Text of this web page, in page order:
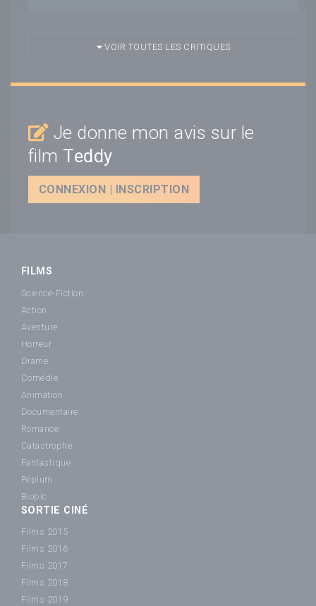
VOIR TOUTES LES CRITIQUES
Je donne mon avis sur le
film Teddy
CONNEXION | INSCRIPTION
FILMS
Science-Fiction
Action
Aventure
Horreur
Drame
Comédie
Animation
Documentaire
Romance
Catastrophe
Fantastique
Péplum
Biopic
SORTIE CINÉ
Films 2015
Films 2016
Films 2017
Films 2018
Films 2019